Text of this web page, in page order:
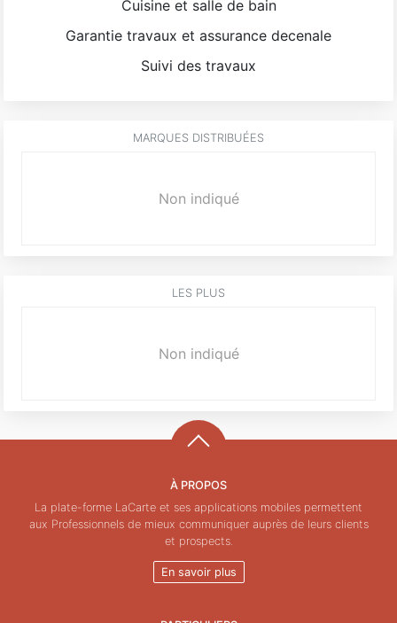
Cuisine et salle de bain
Garantie travaux et assurance decenale
Suivi des travaux
MARQUES DISTRIBUÉES
Non indiqué
LES PLUS
Non indiqué
À PROPOS
La plate-forme LaCarte et ses applications mobiles permettent
aux Professionnels de mieux communiquer auprès de leurs clients
et prospects.
En savoir plus